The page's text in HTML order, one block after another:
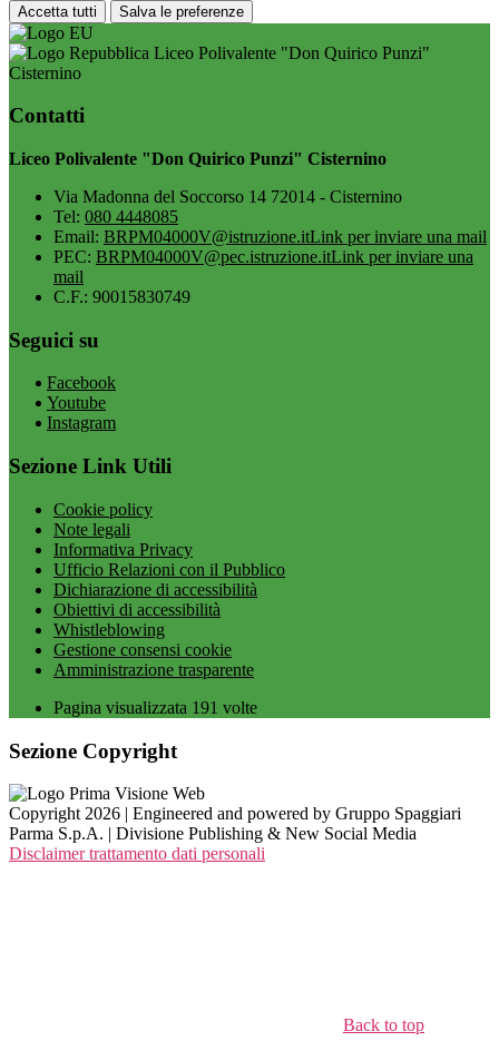
Accetta tutti Salva le preferenze
Liceo Polivalente "Don Quirico Punzi"
Cisternino
Contatti
Liceo Polivalente "Don Quirico Punzi" Cisternino
Via Madonna del Soccorso 14 72014 - Cisternino
Tel: 080 4448085
Email: BRPM04000V@istruzione.itLink per inviare una mail
PEC: BRPM04000V@pec.istruzione.itLink per inviare una
mail
C.F.: 90015830749
Seguici su
Facebook
Youtube
Instagram
Sezione Link Utili
Cookie policy
Note legali
Informativa Privacy
Ufficio Relazioni con il Pubblico
Dichiarazione di accessibilità
Obiettivi di accessibilità
Whistleblowing
Gestione consensi cookie
Amministrazione trasparente
Pagina visualizzata 191 volte
Sezione Copyright
Copyright 2026 | Engineered and powered by Gruppo Spaggiari
Parma S.p.A. | Divisione Publishing & New Social Media
Disclaimer trattamento dati personali
Back to top